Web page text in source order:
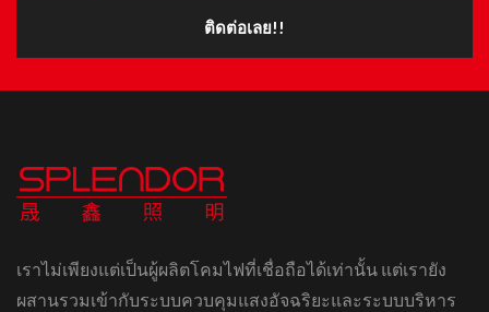
ติดต่อเลย!!
เราไม่เพียงแต่เป็นผู้ผลิตโคมไฟที่เชื่อถือได้เท่านั้น แต่เรายัง
ผสานรวมเข้ากับระบบควบคุมแสงอัจฉริยะและระบบบริหาร